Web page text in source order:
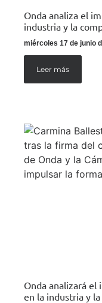
Onda analiza el
industria y la
miércoles 17 de junio
Leer más
Onda analizará
en la industria y